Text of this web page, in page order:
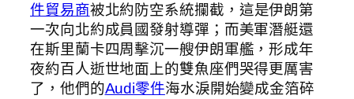
件貿易商被北約防空系統攔截，這是伊朗第
一次向北約成員國發射導彈；而美軍潛艇還
在斯里蘭卡四周擊沉一艘伊朗軍艦，形成年
夜約百人逝世地面上的雙魚座們哭得更厲害
了，他們的Audi零件海水淚開始變成金箔碎